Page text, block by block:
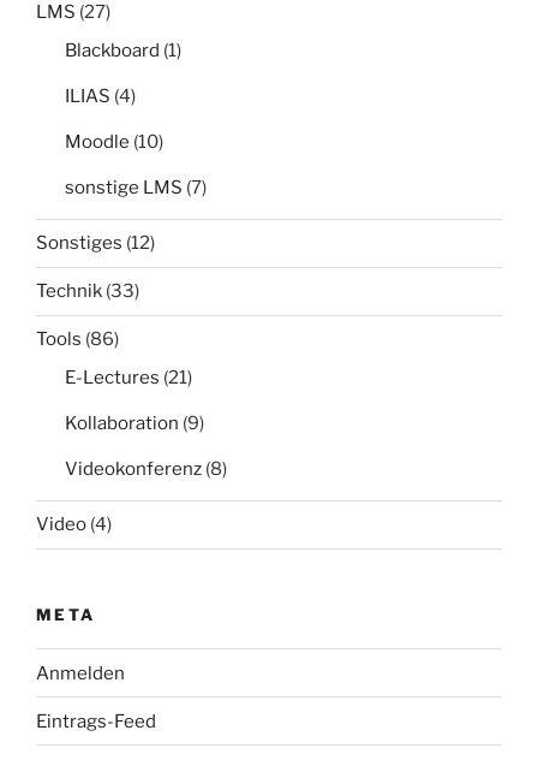
LMS (27)
Blackboard (1)
ILIAS (4)
Moodle (10)
sonstige LMS (7)
Sonstiges (12)
Technik (33)
Tools (86)
E-Lectures (21)
Kollaboration (9)
Videokonferenz (8)
Video (4)
META
Anmelden
Eintrags-Feed